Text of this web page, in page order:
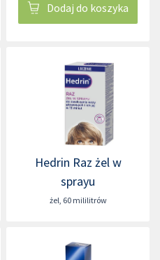
Dodaj do koszyka
Hedrin Raz żel w
sprayu
żel, 60 mililitrów